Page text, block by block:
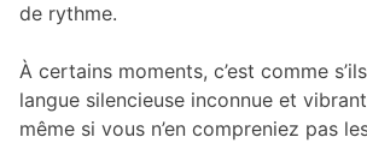
de rythme.
À certains moments, c’est comme
langue silencieuse inconnue et
même si vous n’en compreniez pas